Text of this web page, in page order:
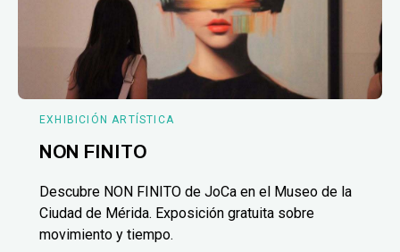
EXHIBICIÓN ARTÍSTICA
NON FINITO
Descubre NON FINITO de JoCa en el Museo de la
Ciudad de Mérida. Exposición gratuita sobre
movimiento y tiempo.